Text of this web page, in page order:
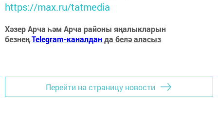
https://max.ru/tatmedia
Хәзер Арча һәм Арча районы яңалыкларын
безнеңTelegram-каналданда белә аласыз
Перейти на страницу новости